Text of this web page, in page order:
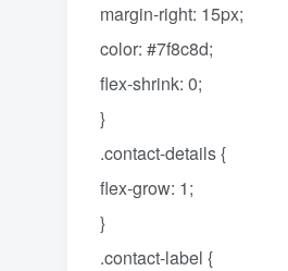
margin-right: 15px;
color: #7f8c8d;
flex-shrink: 0;
}
.contact-details {
flex-grow: 1;
}
.contact-label {